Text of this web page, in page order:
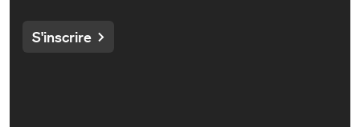
S'inscrire